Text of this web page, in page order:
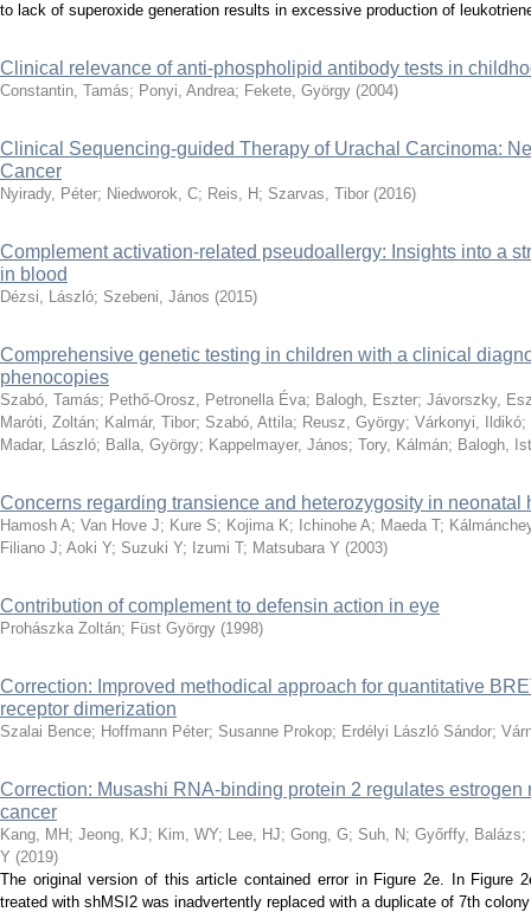
to lack of superoxide generation results in excessive production of
Clinical relevance of anti-phospholipid antibody tests in
Constantin, Tamás; Ponyi, Andrea; Fekete, György (2004)
Clinical Sequencing-guided Therapy of Urachal Carcinoma:
Cancer
Nyirady, Péter; Niedworok, C; Reis, H ; Szarvas, Tibor (2016)
Complement activation-related pseudoallergy: Insights into a
in blood
Dézsi, László; Szebeni, János (2015)
Comprehensive genetic testing in children with a clinical
phenocopies
Szabó, Tamás; Pethő-Orosz, Petronella Éva; Balogh, Eszter; Jávorszky,
Maróti, Zoltán; Kalmár, Tibor; Szabó, Attila; Reusz, György; Várkonyi, Ildikó;
Madar, László; Balla, György; Kappelmayer, János; Tory, Kálmán; Balogh,
Concerns regarding transience and heterozygosity in neonatal
Hamosh A; Van Hove J; Kure S; Kojima K; Ichinohe A; Maeda T;
Filiano J; Aoki Y; Suzuki Y; Izumi T; Matsubara Y (2003)
Contribution of complement to defensin action in eye
Prohászka Zoltán; Füst György (1998)
Correction: Improved methodical approach for quantitative
receptor dimerization
Szalai Bence; Hoffmann Péter; Susanne Prokop; Erdélyi László Sándor;
Correction: Musashi RNA-binding protein 2 regulates estrogen
cancer
Kang, MH ; Jeong, KJ; Kim, WY; Lee, HJ; Gong, G; Suh, N; Győrffy, Balázs;
Y (2019)
The original version of this article contained error in Figure 2e. In Figure
treated with shMSI2 was inadvertently replaced with a duplicate of 7th